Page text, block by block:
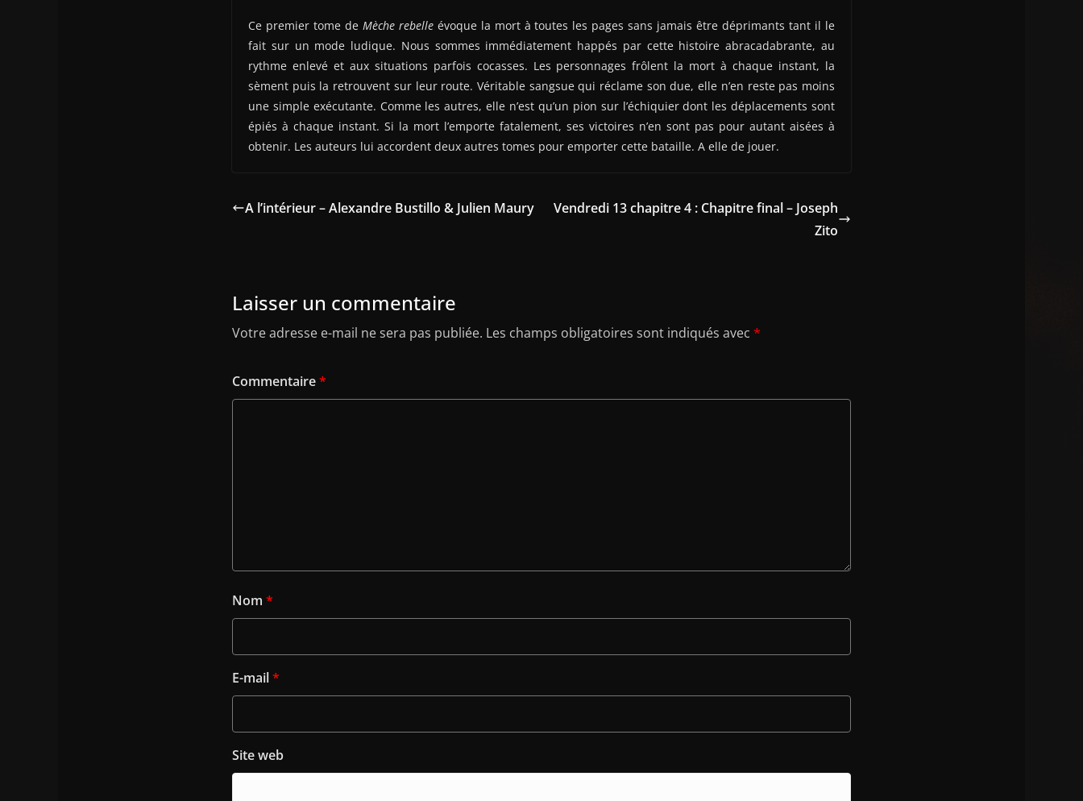
Ce premier tome de Mèche rebelleévoque la mort à toutes les pages sans jamais être déprimants tant il le
fait sur un mode ludique. Nous sommes immédiatement happés par cette histoire abracadabrante, au
rythme enlevé et aux situations parfois cocasses. Les personnages frôlent la mort à chaque instant, la
sèment puis la retrouvent sur leur route. Véritable sangsue qui réclame son due, elle n’en reste pas moins
une simple exécutante. Comme les autres, elle n’est qu’un pion sur l’échiquier dont les déplacements sont
épiés à chaque instant. Si la mort l’emporte fatalement, ses victoires n’en sont pas pour autant aisées à
obtenir. Les auteurs lui accordent deux autres tomes pour emporter cette bataille. A elle de jouer.
A l’intérieur – Alexandre Bustillo & Julien Maury
Vendredi 13 chapitre 4 : Chapitre final – Joseph
Zito
Laisser un commentaire
Votre adresse e-mail ne sera pas publiée. Les champs obligatoires sont indiqués avec *
Commentaire*
Nom *
E-mail*
Site web